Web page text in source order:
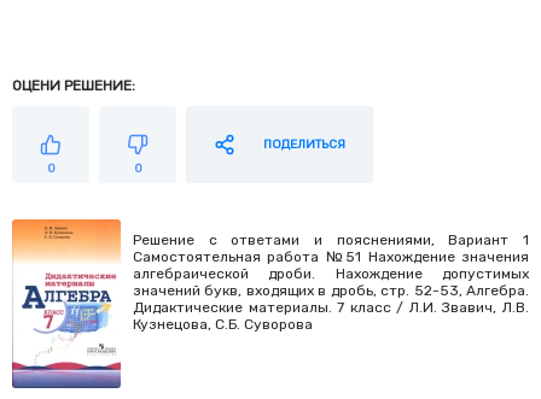
ОЦЕНИ РЕШЕНИЕ:
0 0
ПОДЕЛИТЬСЯ
Решение с ответами и пояснениями, Вариант 1
Самостоятельная работа №51 Нахождение значения
алгебраической дроби. Нахождение допустимых
значений букв, входящих в дробь, стр. 52-53, Алгебра.
Дидактические материалы. 7 класс / Л.И. Звавич, Л.В.
Кузнецова, С.Б. Суворова